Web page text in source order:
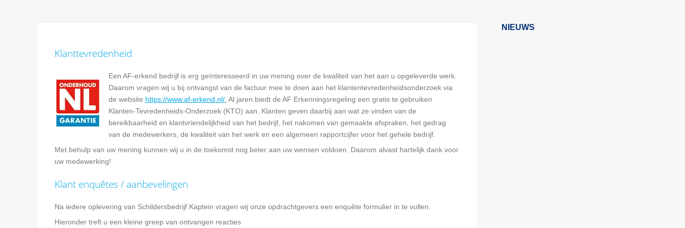
Klanttevredenheid
Een AF-erkend bedrijf is erg geïnteresseerd in uw mening over de kwaliteit van het aan u opgeleverde werk.
Daarom vragen wij u bij ontvangst van de factuur mee te doen aan het klantentevredenheidsonderzoek via
de website https://www.af-erkend.nl/. Al jaren biedt de AF Erkenningsregeling een gratis te gebruiken
Klanten-Tevredenheids-Onderzoek (KTO) aan. Klanten geven daarbij aan wat ze vinden van de
bereikbaarheid en klantvriendelijkheid van het bedrijf, het nakomen van gemaakte afspraken, het gedrag
van de medewerkers, de kwaliteit van het werk en een algemeen rapportcijfer voor het gehele bedrijf.
Met behulp van uw mening kunnen wij u in de toekomst nog beter aan uw wensen voldoen. Daarom alvast hartelijk dank voor
uw medewerking!
Klant enquêtes / aanbevelingen
Na iedere oplevering van Schildersbedrijf Kaptein vragen wij onze opdrachtgevers een enquête formulier in te vullen.
Hieronder treft u een kleine greep van ontvangen reacties
NIEUWS